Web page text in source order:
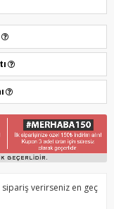
verirseniz en geç